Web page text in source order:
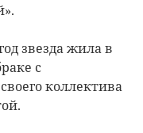
звезда жила в
с
коллектива